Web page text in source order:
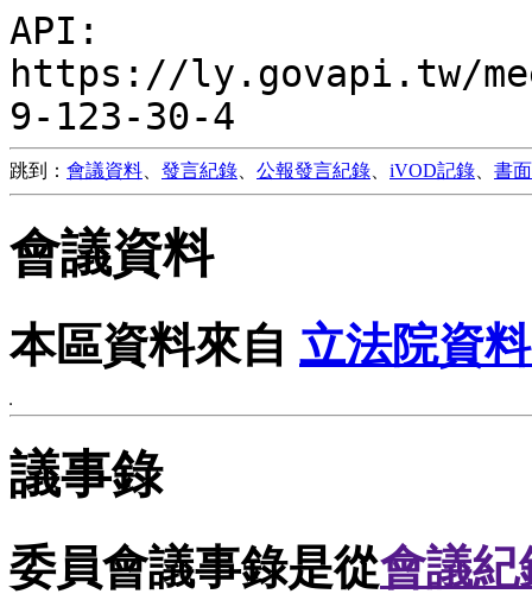
API:
https://ly.govapi.tw/meet/
9-123-30-4
跳到： 會議資料 發言紀錄 公報發言紀錄 iVOD記錄 書
會議資料
本區資料來自 立法院資
議事錄
委員會議事錄是從會議紀